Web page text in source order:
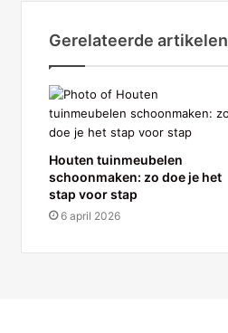
Gerelateerde artikelen
Houten tuinmeubelen
schoonmaken: zo doe je het
stap voor stap
6 april 2026